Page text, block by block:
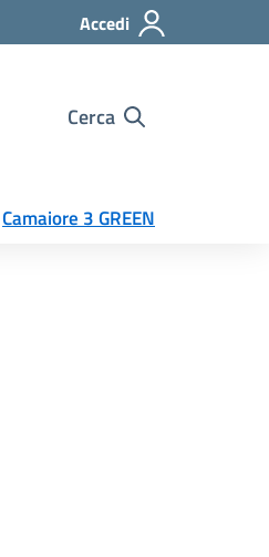
Accedi
Cerca
Camaiore 3 GREEN